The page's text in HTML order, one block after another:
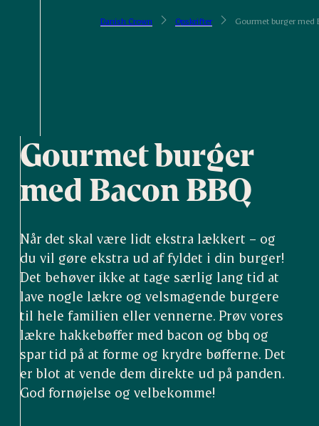
Danish Crown Opskrifter Gourmet burger med
Gourmet burger
med Bacon BBQ
Når det skal være lidt ekstra lækkert – og
du vil gøre ekstra ud af fyldet i din burger!
Det behøver ikke at tage særlig lang tid at
lave nogle lækre og velsmagende burgere
til hele familien eller vennerne. Prøv vores
lækre hakkebøffer med bacon og bbq og
spar tid på at forme og krydre bøfferne. Det
er blot at vende dem direkte ud på panden.
God fornøjelse og velbekomme!